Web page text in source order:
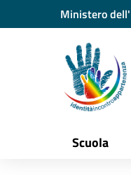
Vai ai contenuti
Vai al menu diMinistero
Scuola